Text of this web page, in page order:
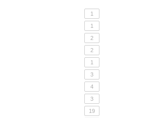
1
1
2
2
1
3
4
3
19